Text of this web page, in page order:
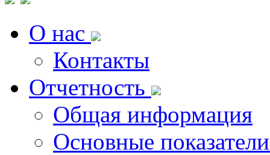
О нас
Контакты
Отчетность
Общая информация
Основные